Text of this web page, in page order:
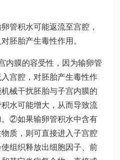
管积水可能返流至宫腔，
胚胎产生毒性作用。
内膜的容受性，因为输卵管
宫腔，对胚胎产生毒性作
械干扰胚胎与子宫内膜的
水可能增大，从而导致流
。②如果输卵管积水中含有
质，则可直接进入子宫腔
组织释放出细胞因子、前